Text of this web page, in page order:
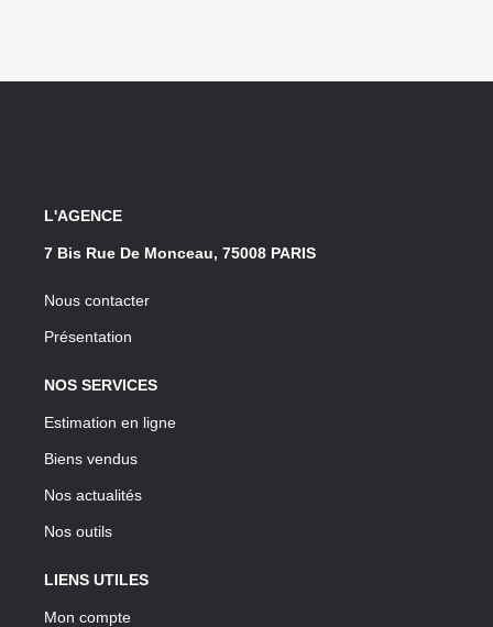
L'AGENCE
7 Bis Rue De Monceau, 75008 PARIS
Nous contacter
Présentation
NOS SERVICES
Estimation en ligne
Biens vendus
Nos actualités
Nos outils
LIENS UTILES
Mon compte